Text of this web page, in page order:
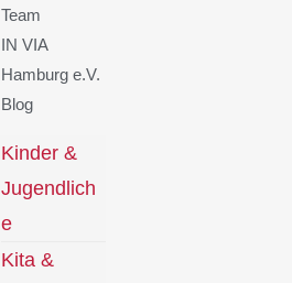
Team
IN VIA
Hamburg e.V.
Blog
Kinder &
Jugendlich
e
Kita &